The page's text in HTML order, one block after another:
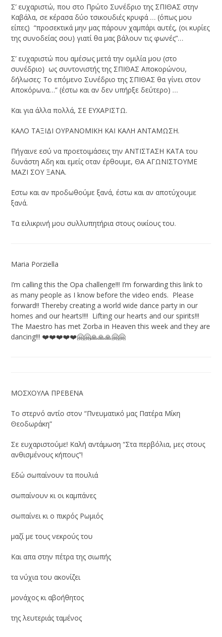
Σ’ ευχαριστώ, που στο Πρώτο Συνέδριο της ΣΠΙΘΑΣ στην
Καβάλα, σε κέρασα δύο τσικουδιές κρυφά … (όπως μου
είπες) “προσεκτικά μην μας πάρουν χαμπάρι αυτές, (οι κυρίες
της συνοδείας σου) γιατί θα μας βάλουν τις φωνές”…
Σ’ ευχαριστώ που αμέσως μετά την ομιλία μου (στο
συνέδριο) ως συντονιστής της ΣΠΙΘΑΣ Αποκορώνου,
δήλωσες: Το επόμενο Συνέδριο της ΣΠΙΘΑΣ θα γίνει στον
Αποκόρωνα…” (έστω και αν δεν υπήρξε δεύτερο) …
Και για άλλα πολλά, ΣΕ ΕΥΧΑΡΙΣΤΩ.
ΚΑΛΟ ΤΑΞΙΔΙ ΟΥΡΑΝΟΜΙΚΗ ΚΑΙ ΚΑΛΗ ΑΝΤΑΜΩΣΗ.
Πήγαινε εσύ να προετοιμάσεις την ΑΝΤΙΣΤΑΣΗ ΚΑΤΑ του
δυνάστη Αδη και εμείς οταν έρθουμε, ΘΑ ΑΓΩΝΙΣΤΟΥΜΕ
ΜΑΖΙ ΣΟΥ ΞΑΝΑ.
Εστω και αν προδωθούμε ξανά, έστω και αν αποτύχουμε
ξανά.
Τα ειλικρινή μου συλλυπητήρια στους οικίους του.
Maria Porziella
I’m calling this the Opa challenge!!! I’m forwarding this link to
as many people as I know before the video ends. Please
forward!! Thereby creating a world wide dance party in our
homes and our hearts!!!! Lifting our hearts and our spirits!!!
The Maestro has met Zorba in Heaven this week and they are
dancing!!! ❤️❤️❤️❤️❤️🤗🤗🙏🙏🙏🤗🤗
ΜΟΣΧΟΥΛΑ ΠΡΕΒΕΝΑ
Το στερνό αντίο στον “Πνευματικό μας Πατέρα Μίκη
Θεοδωράκη”
Σε ευχαριστούμε! Καλή αντάμωση “Στα περβόλια, μες στους
ανθισμένους κήπους”!
Εδώ σωπαίνουν τα πουλιά
σωπαίνουν κι οι καμπάνες
σωπαίνει κι ο πικρός Ρωμιός
μαζί με τους νεκρούς του
Και απα στην πέτρα της σιωπής
τα νύχια του ακονίζει
μονάχος κι αβοήθητος
της λευτεριάς ταμένος